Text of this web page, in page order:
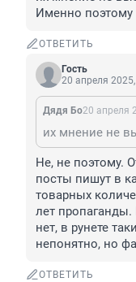
Именно поэтому
ОТВЕТИТЬ
Гость
20 апреля 2025,
Дядя Бо20 апреля
Не, не поэтому.
посты пишут в
товарных
лет пропаганды.
нет, в рунете
непонятно, но
ОТВЕТИТЬ